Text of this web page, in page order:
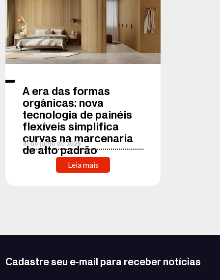
A era das formas
orgânicas: nova
tecnologia de painéis
flexíveis simplifica
curvas na marcenaria
de alto padrão
10de julho de2026
Leia mais
Cadastre seu e-mail para receber notícias